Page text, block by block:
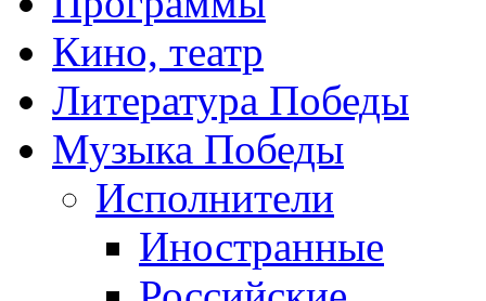
Кино, театр
Литература Победы
Музыка Победы
Исполнители
Иностранные